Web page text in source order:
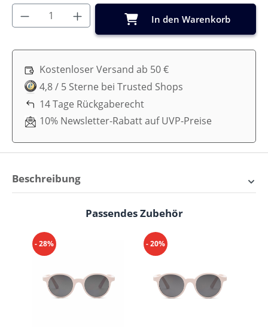
Produkt Anzahl: Gib den gewünschten
In den Warenkorb
Kostenloser Versand ab 50 €
4,8 / 5 Sterne bei Trusted Shops
14 Tage Rückgaberecht
10% Newsletter-Rabatt auf UVP-Preise
Beschreibung
Perfekter Schutz für die
Kleinsten
Nach der Einführung der SooNice
Kindersonnenbrillen haben viele Eltern nach
Sonnenbrillen für Babys gefragt. Nach einem Jahr
Produktgalerie überspringen
Passendes Zubehör
- 28% - 20%